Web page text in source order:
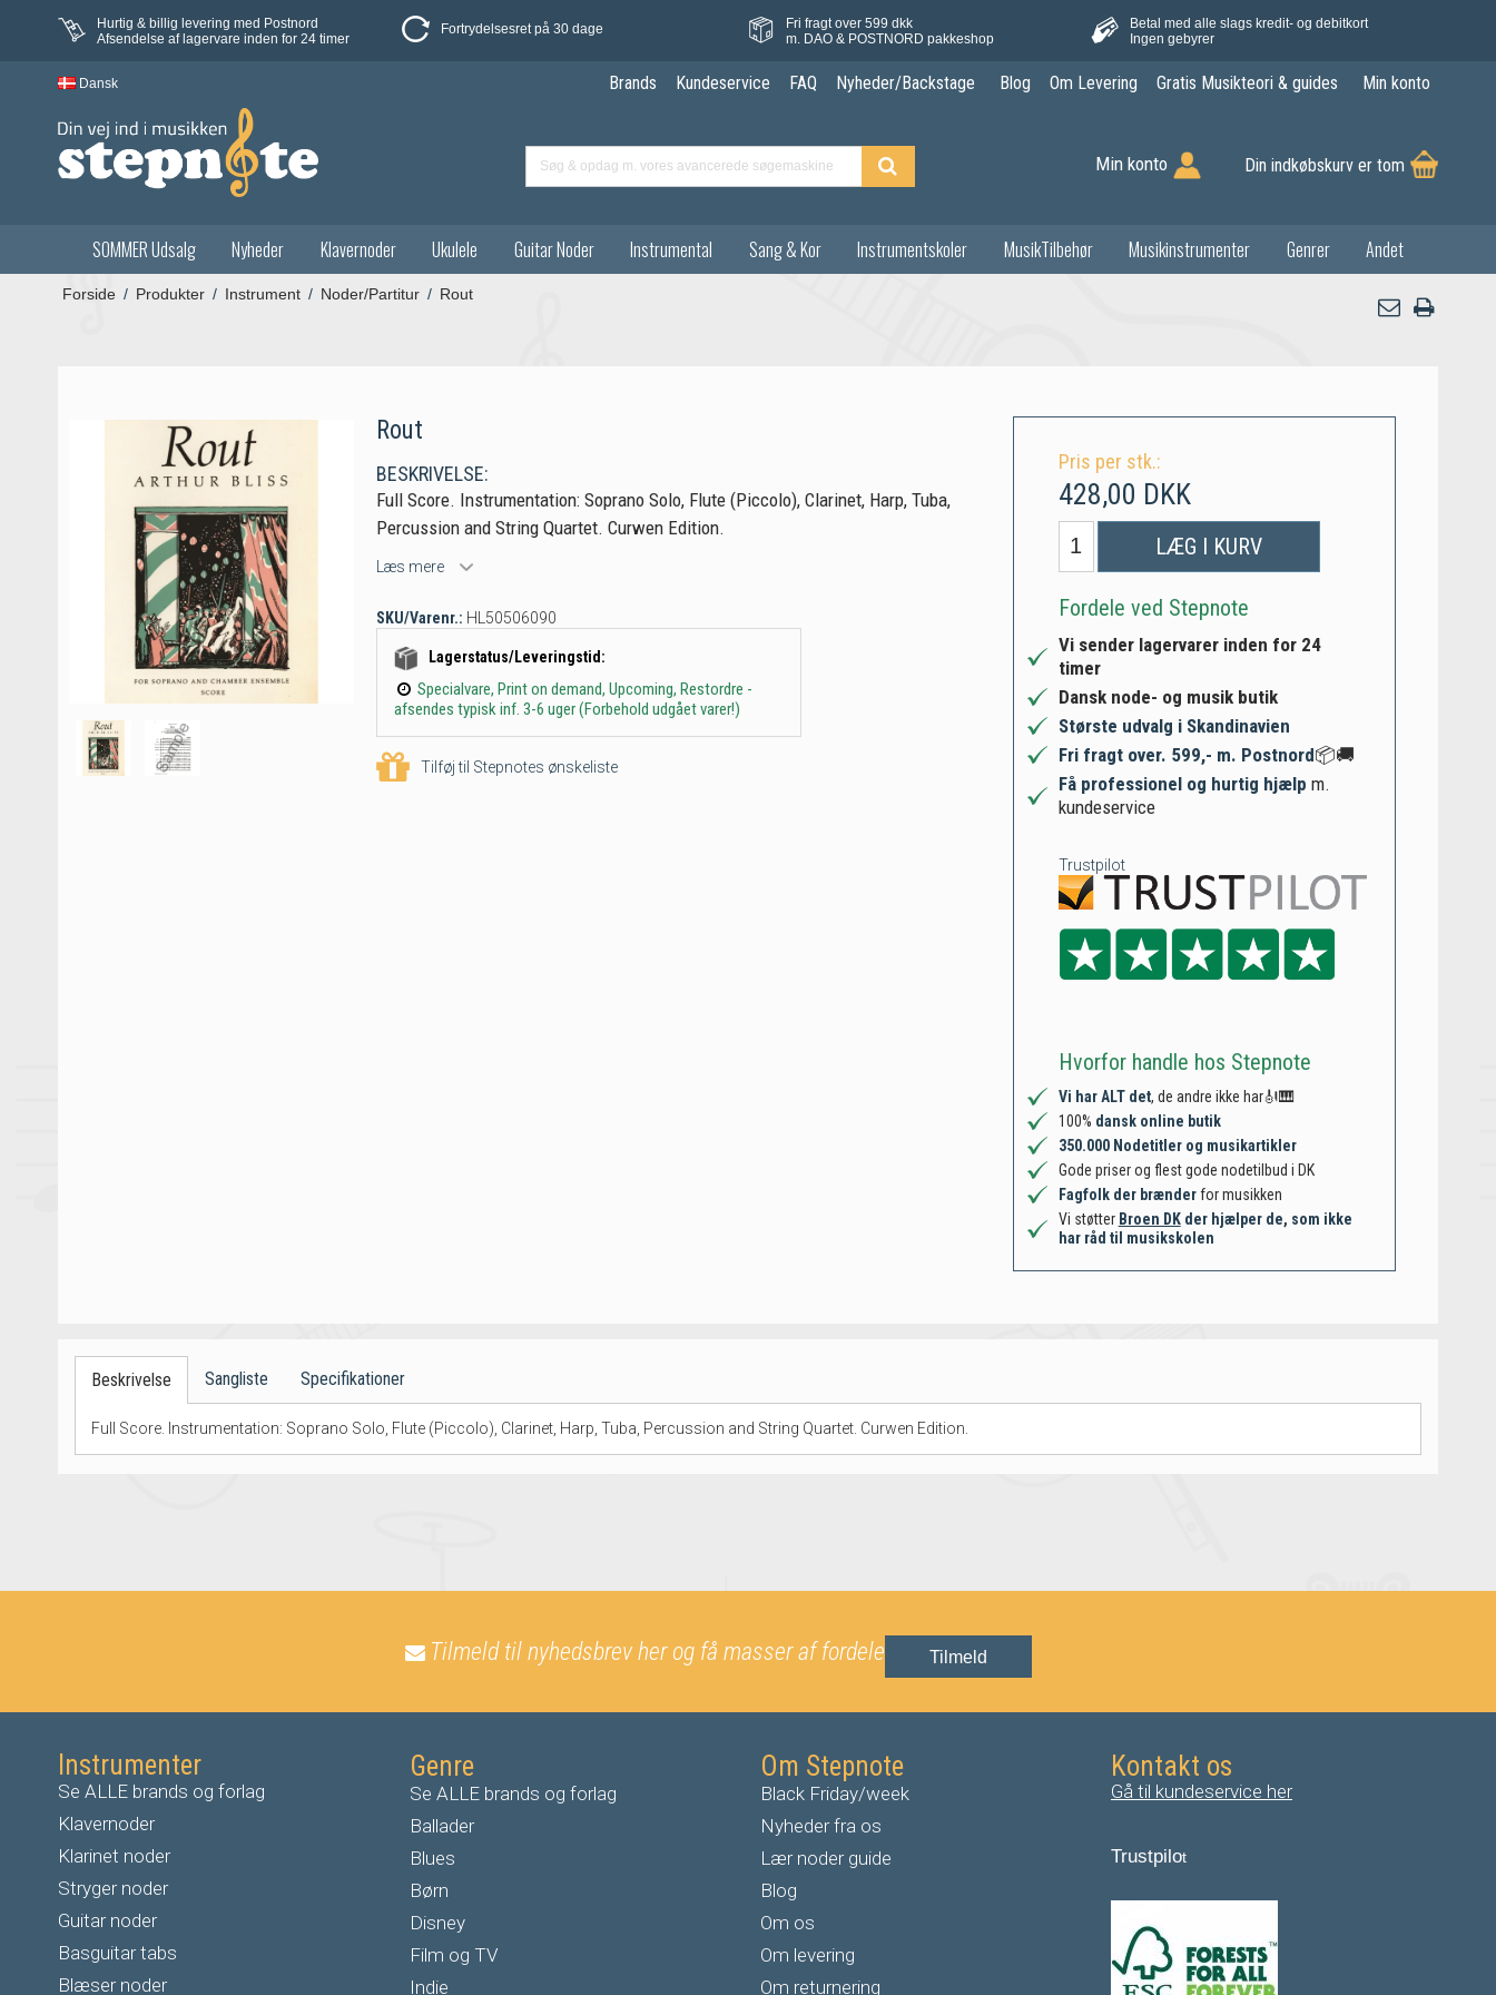
Hurtig & billig levering med Postnord
Afsendelse af lagervare inden for 24 timer
Fortrydelsesret på 30 dage
Fri fragt over 599 dkk
m. DAO & POSTNORD pakkeshop
Betal med alle slags kredit- og debitkort
Ingen gebyrer
Dansk Brands Kundeservice FAQ Nyheder/Backstage Blog Om Levering Gratis Musikteori & guides Min konto
Min konto Din indkøbskurv er tom
SOMMER Udsalg Nyheder Klavernoder Ukulele Guitar Noder Instrumental Sang & Kor Instrumentskoler MusikTilbehør Musikinstrumenter Genrer Andet
Forside / Produkter / Instrument / Noder/Partitur / Rout
Rout
BESKRIVELSE:
Full Score. Instrumentation: Soprano Solo, Flute (Piccolo), Clarinet, Harp, Tuba,
Percussion and String Quartet. Curwen Edition.
Læs mere
SKU/Varenr.: HL50506090
Lagerstatus/Leveringstid:
Specialvare, Print on demand, Upcoming, Restordre -
afsendes typisk inf. 3-6 uger (Forbehold udgået varer!)
Tilføj til Stepnotes ønskeliste
Pris per stk.:
428,00 DKK
LÆG I KURV
Fordele ved Stepnote
Vi sender lagervarer inden for 24
timer
Dansk node- og musik butik
Største udvalg i Skandinavien
Fri fragt over. 599,- m. Postnord📦🚚
Få professionel og hurtig hjælp m.
kundeservice
Trustpilot
Hvorfor handle hos Stepnote
Vi har ALT det, de andre ikke har🎻🎹
100% dansk online butik
350.000 Nodetitler og musikartikler
Gode priser og flest gode nodetilbud i DK
Fagfolk der brænderfor musikken
Vi støtter Broen DKder hjælper de, som ikke
har råd til musikskolen
Beskrivelse Sangliste Specifikationer
Full Score. Instrumentation: Soprano Solo, Flute (Piccolo), Clarinet, Harp, Tuba, Percussion and String Quartet. Curwen Edition.
Tilmeld til nyhedsbrev her og få masser af fordele Tilmeld
Instrumenter
Se ALLE brands og forlag
Klavernoder
Klarinet noder
Stryger noder
Guitar noder
Basguitar tabs
Blæser noder
Genre
Se ALLE brands og forlag
Ballader
Blues
Børn
Disney
Film og TV
Indie
Om Stepnote
Black Friday/week
Nyheder fra os
Lær noder guide
Blog
Om os
Om levering
Om returnering
Kontakt os
Gå til kundeservice her
Trustpilot